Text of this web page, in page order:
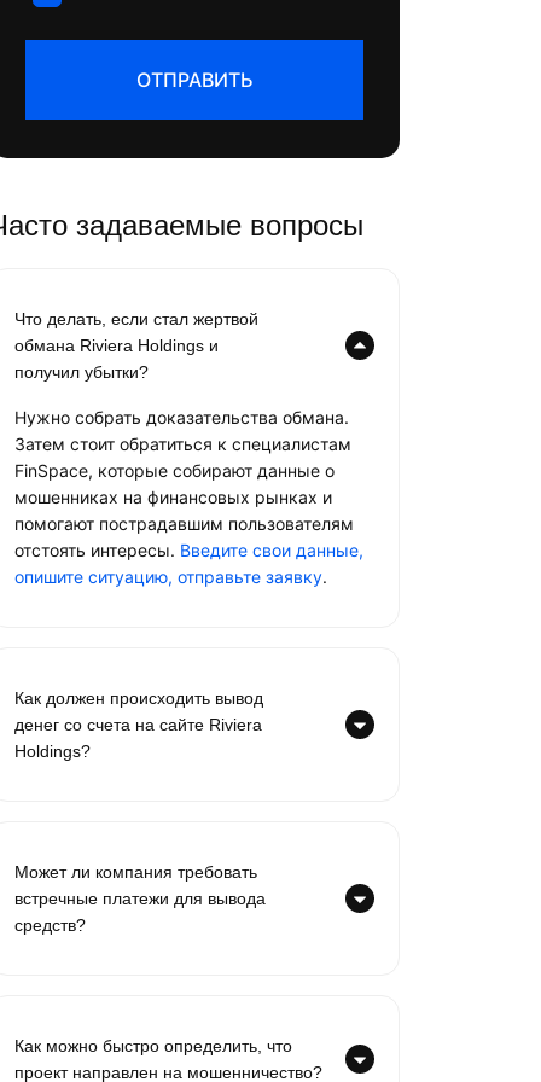
ОТПРАВИТЬ
задаваемые вопросы
Что делать, если стал жертвой
обмана Riviera Holdings и
получил убытки?
Нужно собрать доказательства обмана.
Затем стоит обратиться к специалистам
FinSpace, которые собирают данные о
мошенниках на финансовых рынках и
помогают пострадавшим пользователям
отстоять интересы. Введите свои данные,
опишите ситуацию, отправьте заявку.
Как должен происходить вывод
денег со счета на сайте Riviera
Holdings?
Может ли компания требовать
встречные платежи для вывода
средств?
Как можно быстро определить, что
проект направлен на мошенничество?